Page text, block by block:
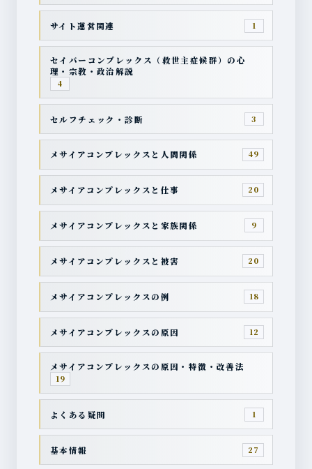
サイト運営関連 1
セイバーコンプレックス（救世主症候群）の心
理・宗教・政治解説
4
セルフチェック・診断 3
メサイアコンプレックスと人間関係 49
メサイアコンプレックスと仕事 20
メサイアコンプレックスと家族関係 9
メサイアコンプレックスと被害 20
メサイアコンプレックスの例 18
メサイアコンプレックスの原因 12
メサイアコンプレックスの原因・特徴・改善法
19
よくある疑問 1
基本情報 27